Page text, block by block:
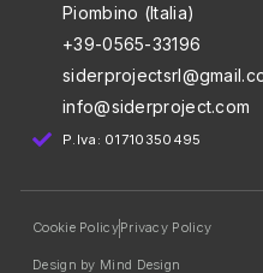
Piombino (Italia)
+39-0565-33196
info@siderproject.com
P.Iva: 01710350495
Cookie PolicyPrivacy Policy
Design by Mind Design